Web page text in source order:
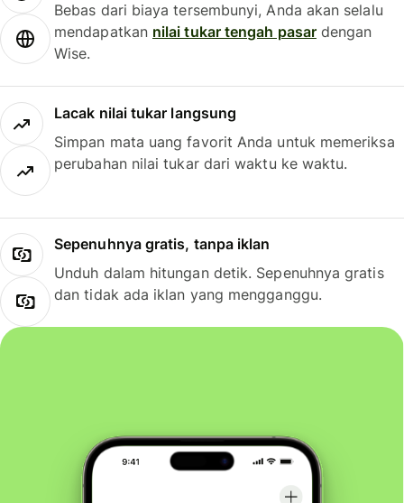
Bebas dari biaya tersembunyi, Anda akan selalu
mendapatkan nilai tukar tengah pasardengan
Wise.
Lacak nilai tukar langsung
Simpan mata uang favorit Anda untuk memeriksa
perubahan nilai tukar dari waktu ke waktu.
Sepenuhnya gratis, tanpa iklan
Unduh dalam hitungan detik. Sepenuhnya gratis
dan tidak ada iklan yang mengganggu.